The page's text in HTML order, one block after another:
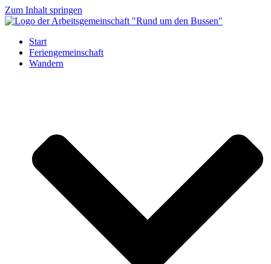
Zum Inhalt springen
Start
Feriengemeinschaft
Wandern